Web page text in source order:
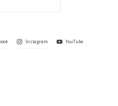
Instagram YouTube